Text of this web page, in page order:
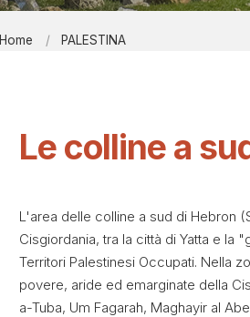
Home PALESTINA
Le colline a
L'area delle colline a sud di Hebron
Cisgiordania, tra la città di Yatta e la
Territori Palestinesi Occupati. Nella
povere, aride ed emarginate della
a-Tuba, Um Fagarah, Maghayir al